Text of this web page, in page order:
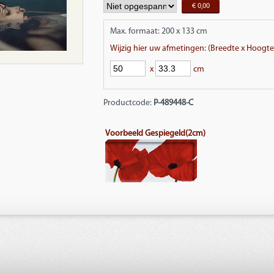
€ 0,00
Max. formaat: 200 x 133 cm
Wijzig hier uw afmetingen: (Breedte x
x cm
Productcode: P-489448-C
Voorbeeld Gespiegeld(2cm)